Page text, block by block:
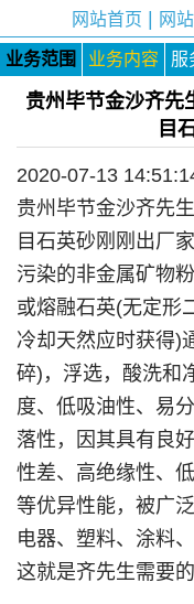
网站首页 网
业务范围 业务内容 服
贵州毕节金沙齐先
目
2020-07-13
贵州毕节金沙齐先
目石英砂刚刚出厂
污染的非金属矿物
或熔融石英(无定形
冷却天然应时获得)
碎)，浮选，酸洗和
度、低吸油性、易
落性，因其具有良
性差、高绝缘性、
等优异性能，被广
电器、塑料、涂料
这就是齐先生需要的